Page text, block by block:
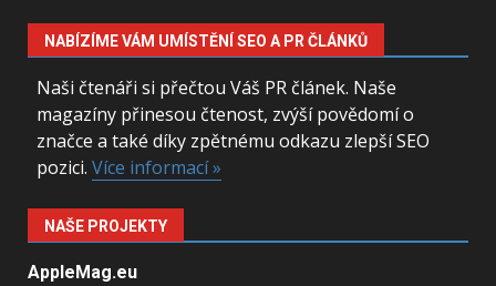
NABÍZÍME VÁM UMÍSTĚNÍ SEO A PR ČLÁNKŮ
Naši čtenáři si přečtou Váš PR článek. Naše
magazíny přinesou čtenost, zvýší povědomí o
značce a také díky zpětnému odkazu zlepší SEO
pozici. Více informací »
NAŠE PROJEKTY
AppleMag.eu